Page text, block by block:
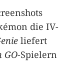
die IV-
liefert
GO-Spielern